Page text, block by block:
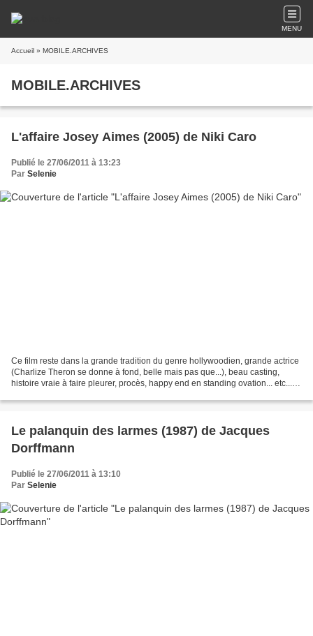
MENU
Accueil » MOBILE.ARCHIVES
MOBILE.ARCHIVES
L'affaire Josey Aimes (2005) de Niki Caro
Publié le 27/06/2011 à 13:23
Par Selenie
Ce film reste dans la grande tradition du genre hollywoodien, grande actrice
(Charlize Theron se donne à fond, belle mais pas que...), beau casting,
histoire vraie à faire pleurer, procès, happy end en standing ovation... etc...
Le palanquin des larmes (1987) de Jacques
Dorffmann
Publié le 27/06/2011 à 13:10
Par Selenie